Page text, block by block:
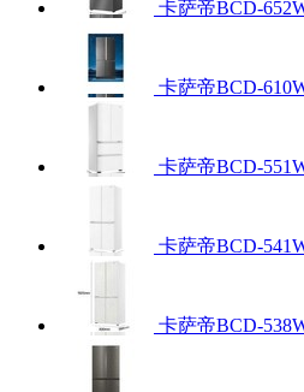
卡萨帝BCD-
卡萨帝BCD-
卡萨帝BCD-
卡萨帝BCD-
卡萨帝BCD-